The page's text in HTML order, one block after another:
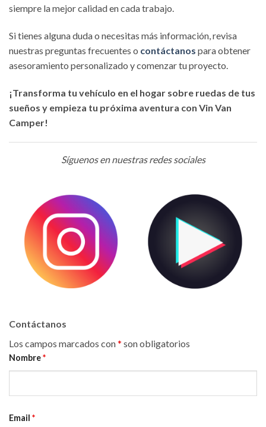
siempre la mejor calidad en cada trabajo.
Si tienes alguna duda o necesitas más información, revisa
nuestras preguntas frecuentes o contáctanos para obtener
asesoramiento personalizado y comenzar tu proyecto.
¡Transforma tu vehículo en el hogar sobre ruedas de tus
sueños y empieza tu próxima aventura con Vin Van
Camper!
Síguenos en nuestras redes sociales
Contáctanos
Los campos marcados con* son obligatorios
Nombre*
Email *